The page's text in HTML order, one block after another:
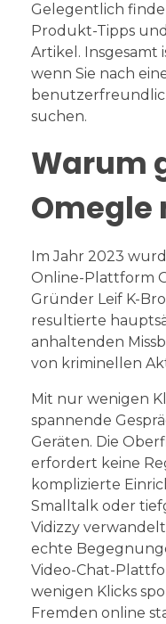
Gelegentlich
Produkt-Tipps
Artikel. Insgesamt
wenn Sie nach
suchen.
Warum
Omegle
Im Jahr 2023
Online-Plattform
Gründer Leif K-
resultierte
anhaltenden
von kriminellen
Mit nur wenigen
spannende
Geräten. Die
erfordert keine
komplizierte
Smalltalk oder
Vidizzy
echte
Video-Chat-
wenigen Klicks
Fremden online